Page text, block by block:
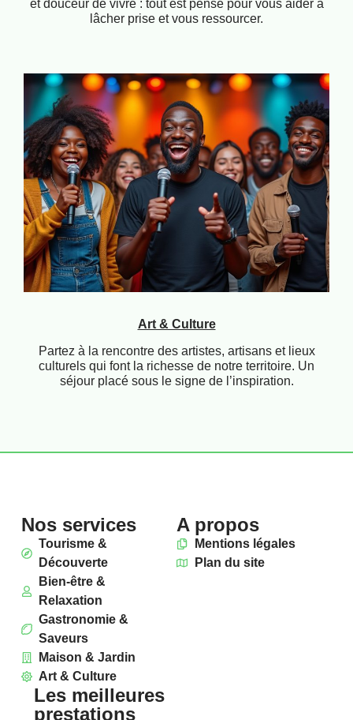
et douceur de vivre : tout est pensé pour vous aider à
lâcher prise et vous ressourcer.
Art & Culture
Partez à la rencontre des artistes, artisans et lieux
culturels qui font la richesse de notre territoire. Un
séjour placé sous le signe de l’inspiration.
Nos services
Tourisme &
Découverte
Bien-être &
Relaxation
Gastronomie &
Saveurs
Maison & Jardin
Art & Culture
A propos
Mentions légales
Plan du site
Les meilleures
prestations